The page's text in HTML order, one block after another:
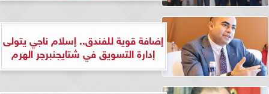
إضافة قوية للفندق.. إسلام ناجي يتولى
إدارة التسويق في شتايجنبرجر الهرم